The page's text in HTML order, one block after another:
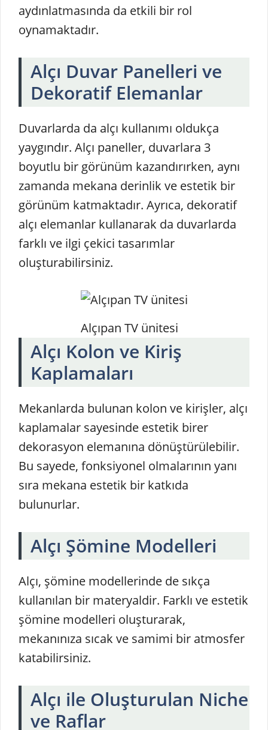
aydınlatmasında da etkili bir rol
oynamaktadır.
Alçı Duvar Panelleri ve
Dekoratif Elemanlar
Duvarlarda da alçı kullanımı oldukça
yaygındır. Alçı paneller, duvarlara 3
boyutlu bir görünüm kazandırırken, aynı
zamanda mekana derinlik ve estetik bir
görünüm katmaktadır. Ayrıca, dekoratif
alçı elemanlar kullanarak da duvarlarda
farklı ve ilgi çekici tasarımlar
oluşturabilirsiniz.
Alçıpan TV ünitesi
Alçı Kolon ve Kiriş
Kaplamaları
Mekanlarda bulunan kolon ve kirişler, alçı
kaplamalar sayesinde estetik birer
dekorasyon elemanına dönüştürülebilir.
Bu sayede, fonksiyonel olmalarının yanı
sıra mekana estetik bir katkıda
bulunurlar.
Alçı Şömine Modelleri
Alçı, şömine modellerinde de sıkça
kullanılan bir materyaldir. Farklı ve estetik
şömine modelleri oluşturarak,
mekanınıza sıcak ve samimi bir atmosfer
katabilirsiniz.
Alçı ile Oluşturulan Niche
ve Raflar